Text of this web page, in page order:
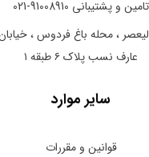
تامین و پشتیبانی 91008910-021
، محله باغ فردوس ،
عارف نسب پلاک ۶ طبقه ۱
سایر موارد
قوانین و مقررات